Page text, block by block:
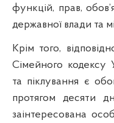
функцій, прав,
державної влади та
Крім того,
Сімейного кодексу
та піклування є
протягом десяти
заінтересована